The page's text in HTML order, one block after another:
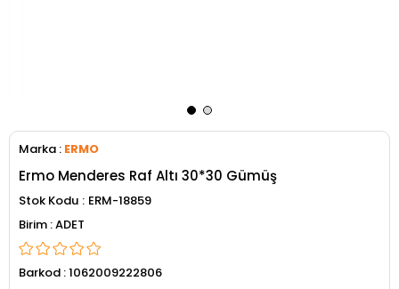
Marka : ERMO
Ermo Menderes Raf Altı 30*30 Gümüş
Stok Kodu
ERM-18859
ADET
Barkod :1062009222806